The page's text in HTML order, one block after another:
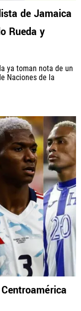
de Jamaica
Rueda y
ya toman nota de un
Naciones de la